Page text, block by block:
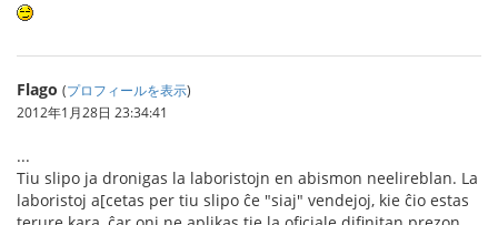
Flago (プロフィールを表示)
2012年1月28日 23:34:41
...
Tiu slipo ja dronigas la laboristojn en abismon neelireblan. La
laboristoj a[cetas per tiu slipo ĉe "siaj" vendejoj, kie ĉio estas